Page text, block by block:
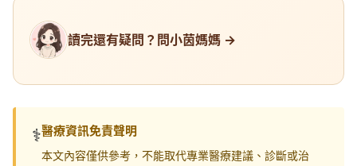
讀完還有疑問？問小茵媽媽 →
⚕️醫療資訊免責聲明
本文內容僅供參考，不能取代專業醫療建議、診斷或治